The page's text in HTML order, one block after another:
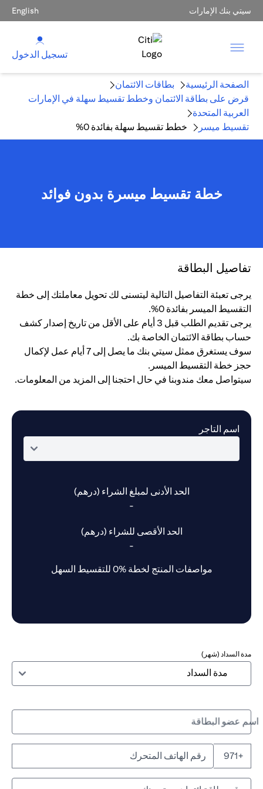
سيتي بنك الإمارات English
تسجيل الدخول
الصفحة الرئيسية
بطاقات الائتمان
قرض على بطاقة الائتمان وخطط تقسيط سهلة في الإمارات
العربية المتحدة
تقسيط ميسر
خطط تقسيط سهلة بفائدة 0%
خطة تقسيط ميسرة بدون فوائد
تفاصيل البطاقة
يرجى تعبئة التفاصيل التالية ليتسنى لك تحويل معاملتك إلى خطة
التقسيط الميسر بفائدة 0%.
يرجى تقديم الطلب قبل 3 أيام على الأقل من تاريخ إصدار كشف
حساب بطاقة الائتمان الخاصة بك.
سوف يستغرق ممثل سيتي بنك ما يصل إلى 7 أيام عمل لإكمال
حجز خطة التقسيط الميسر.
سيتواصل معك مندوبنا في حال احتجنا إلى المزيد من المعلومات.
اسم التاجر
الحد الأدنى لمبلغ الشراء (درهم)
-
الحد الأقصى للشراء (درهم)
-
مواصفات المنتج لخطة %0 للتقسيط السهل
مدة السداد (شهر)
اسم عضو البطاقة
+971